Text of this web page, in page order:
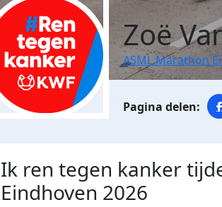
Zoë
ASML Marathon
Ik ren tegen kanker
Eindhoven 2026